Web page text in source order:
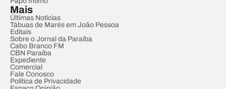
Mais
Últimas Notícias
Tábuas de Marés em João Pessoa
Editais
Sobre o Jornal da Paraíba
Cabo Branco FM
CBN Paraíba
Expediente
Comercial
Fale Conosco
Política de Privacidade